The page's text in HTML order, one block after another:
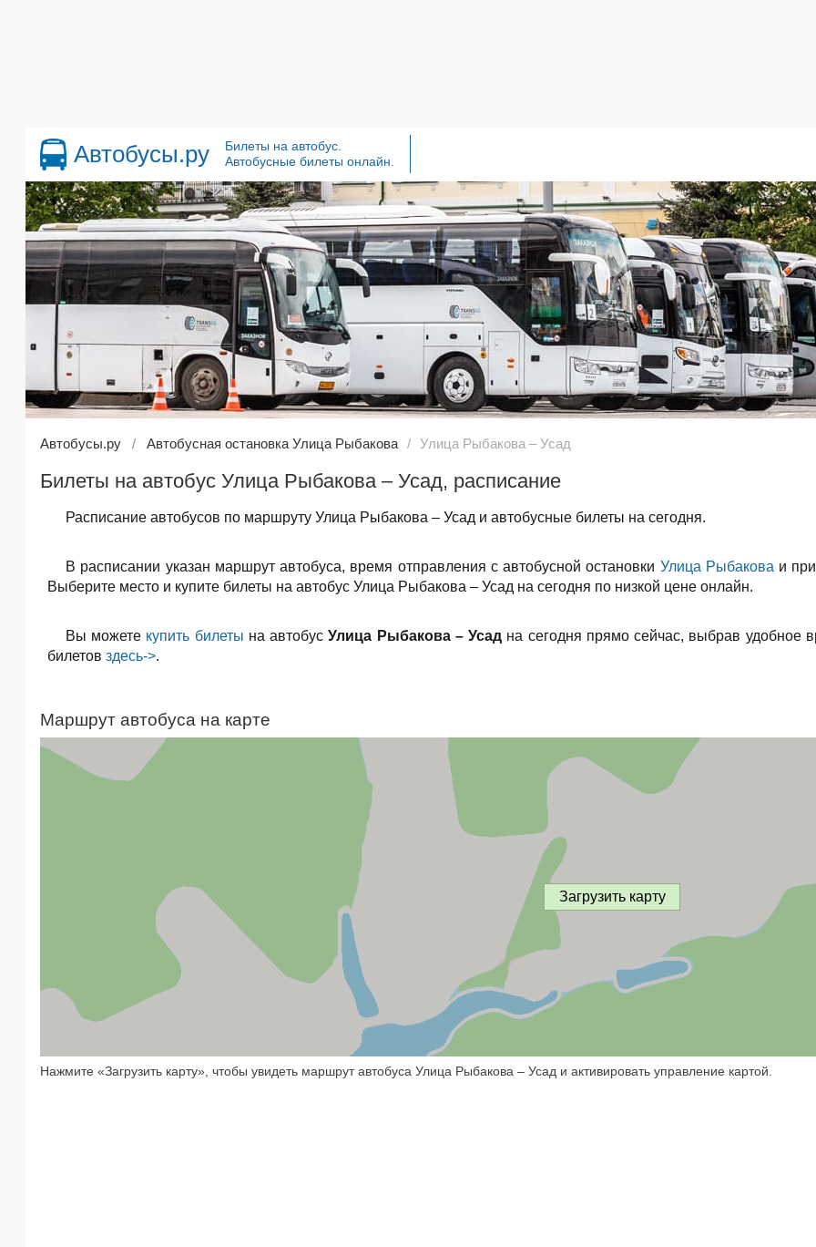
Автобусы.ру
Билеты на автобус.
Автобусные билеты онлайн.
Автобусы.ру Автобусная остановка Улица Рыбакова Улица Рыбакова – Усад
Билеты на автобус Улица Рыбакова – Усад, расписание
Расписание автобусов по маршруту Улица Рыбакова – Усад и автобусные билеты на сегодня.
В расписании указан маршрут автобуса, время отправления с автобусной остановки Улица Рыбакова и
Выберите место и купите билеты на автобус Улица Рыбакова – Усад на сегодня по низкой цене онлайн.
Вы можете купить билеты на автобусУлица Рыбакова – Усад на сегодня прямо сейчас, выбрав удобное
билетов здесь->.
Маршрут автобуса на карте
Загрузить карту
Нажмите «Загрузить карту», чтобы увидеть маршрут автобуса Улица Рыбакова – Усад и активировать управление картой.